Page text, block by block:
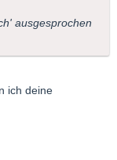
ausgesprochen
ich deine